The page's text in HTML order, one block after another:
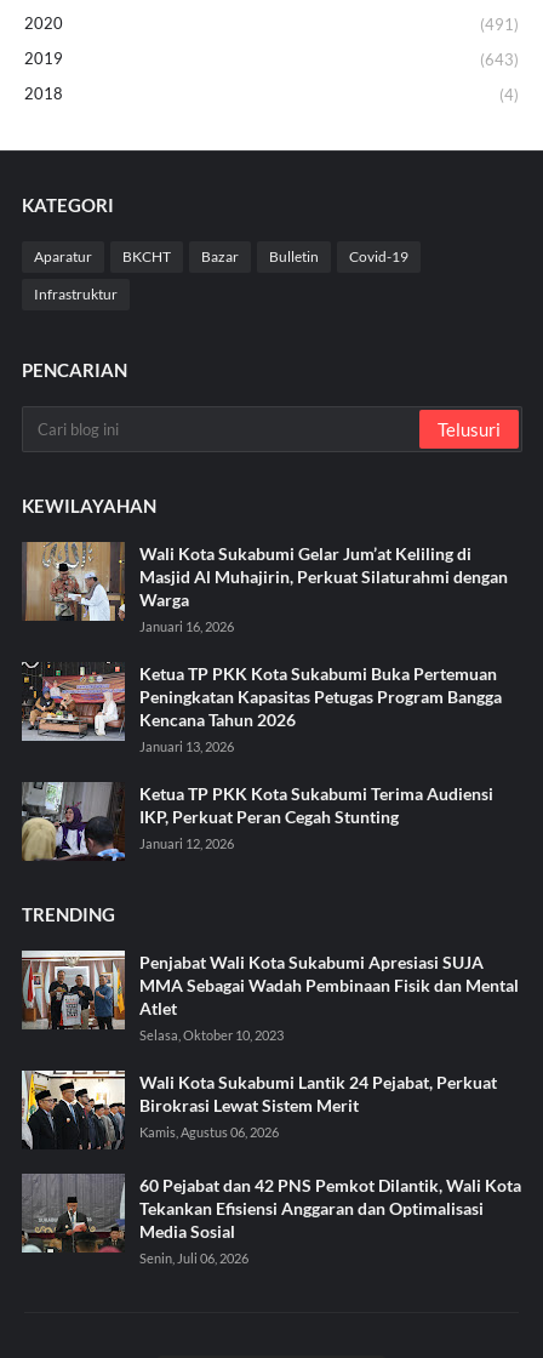
2020
(491)
2019
(643)
2018
(4)
KATEGORI
Aparatur BKCHT Bazar Bulletin Covid-19
Infrastruktur
PENCARIAN
KEWILAYAHAN
Wali Kota Sukabumi Gelar Jum’at Keliling di
Masjid Al Muhajirin, Perkuat Silaturahmi dengan
Warga
Januari 16, 2026
Ketua TP PKK Kota Sukabumi Buka Pertemuan
Peningkatan Kapasitas Petugas Program Bangga
Kencana Tahun 2026
Januari 13, 2026
Ketua TP PKK Kota Sukabumi Terima Audiensi
IKP, Perkuat Peran Cegah Stunting
Januari 12, 2026
TRENDING
Penjabat Wali Kota Sukabumi Apresiasi SUJA
MMA Sebagai Wadah Pembinaan Fisik dan Mental
Atlet
Selasa, Oktober 10, 2023
Wali Kota Sukabumi Lantik 24 Pejabat, Perkuat
Birokrasi Lewat Sistem Merit
Kamis, Agustus 06, 2026
60 Pejabat dan 42 PNS Pemkot Dilantik, Wali Kota
Tekankan Efisiensi Anggaran dan Optimalisasi
Media Sosial
Senin, Juli 06, 2026